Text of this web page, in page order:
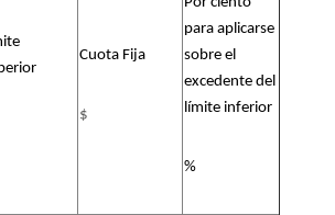
Cuota Fija
$
para aplicarse
sobre el
excedente del
límite inferior
%